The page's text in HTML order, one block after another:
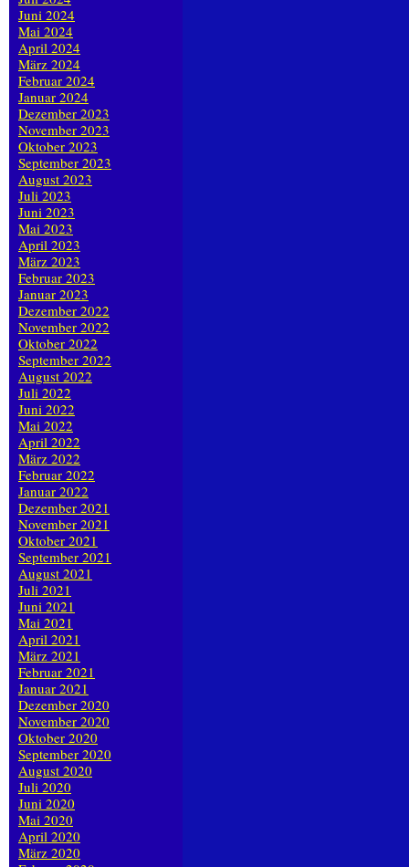
Juni 2024
Mai 2024
April 2024
März 2024
Februar 2024
Januar 2024
Dezember 2023
November 2023
Oktober 2023
September 2023
August 2023
Juli 2023
Juni 2023
Mai 2023
April 2023
März 2023
Februar 2023
Januar 2023
Dezember 2022
November 2022
Oktober 2022
September 2022
August 2022
Juli 2022
Juni 2022
Mai 2022
April 2022
März 2022
Februar 2022
Januar 2022
Dezember 2021
November 2021
Oktober 2021
September 2021
August 2021
Juli 2021
Juni 2021
Mai 2021
April 2021
März 2021
Februar 2021
Januar 2021
Dezember 2020
November 2020
Oktober 2020
September 2020
August 2020
Juli 2020
Juni 2020
Mai 2020
April 2020
März 2020